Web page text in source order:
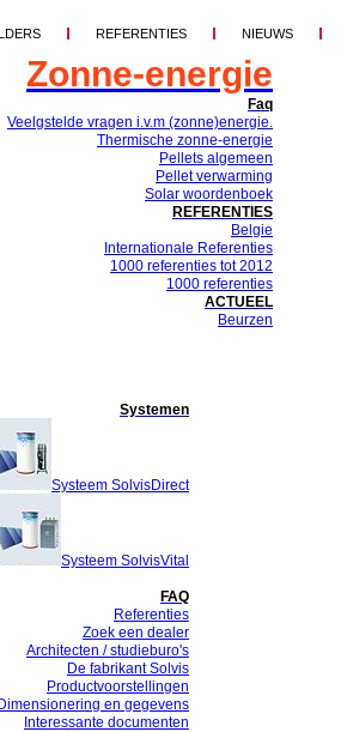
REFERENTIES NIEUWS
Zonne-energie
Faq
Veelgstelde vragen i.v.m (zonne)energie.
Thermische zonne-energie
Pellets algemeen
Pellet verwarming
Solar woordenboek
REFERENTIES
Belgie
Internationale Referenties
1000 referenties tot 2012
1000 referenties
ACTUEEL
Beurzen
Systemen
Systeem SolvisDirect
Systeem SolvisVital
FAQ
Referenties
Zoek een dealer
Architecten / studieburo's
De fabrikant Solvis
Productvoorstellingen
Dimensionering en gegevens
Interessante documenten